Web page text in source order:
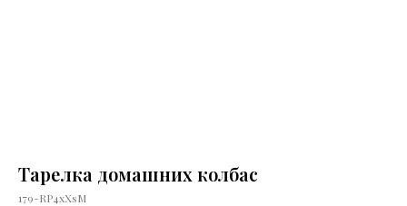
Тарелка домашних колбас
179-RP4xXsM